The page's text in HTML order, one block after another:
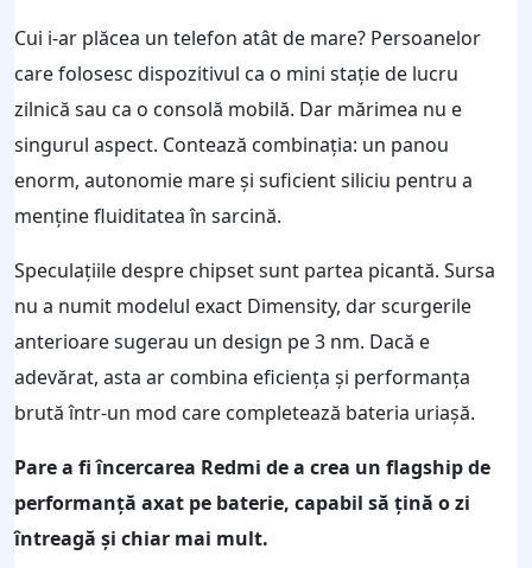
Cui i-ar plăcea un telefon atât de mare? Persoanelor
care folosesc dispozitivul ca o mini stație de lucru
zilnică sau ca o consolă mobilă. Dar mărimea nu e
singurul aspect. Contează combinația: un panou
enorm, autonomie mare și suficient siliciu pentru a
menține fluiditatea în sarcină.
Speculațiile despre chipset sunt partea picantă. Sursa
nu a numit modelul exact Dimensity, dar scurgerile
anterioare sugerau un design pe 3 nm. Dacă e
adevărat, asta ar combina eficiența și performanța
brută într-un mod care completează bateria uriașă.
Pare a fi încercarea Redmi de a crea un flagship de
performanță axat pe baterie, capabil să țină o zi
întreagă și chiar mai mult.